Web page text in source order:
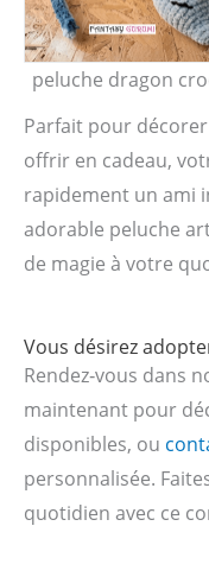
peluche dragon
Parfait pour
offrir en cadeau,
rapidement un ami
adorable peluche
de magie à votre
Vous désirez
Rendez‑vous dans
maintenant pour
disponibles, ou
personnalisée.
quotidien avec ce